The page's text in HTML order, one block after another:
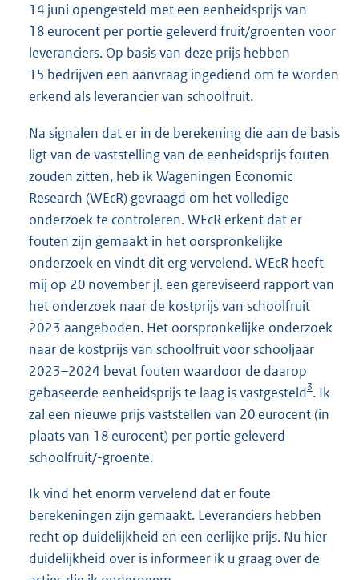
14 juni opengesteld met een eenheidsprijs van
18 eurocent per portie geleverd fruit/groenten voor
leveranciers. Op basis van deze prijs hebben
15 bedrijven een aanvraag ingediend om te worden
erkend als leverancier van schoolfruit.
Na signalen dat er in de berekening die aan de basis
ligt van de vaststelling van de eenheidsprijs fouten
zouden zitten, heb ik Wageningen Economic
Research (WEcR) gevraagd om het volledige
onderzoek te controleren. WEcR erkent dat er
fouten zijn gemaakt in het oorspronkelijke
onderzoek en vindt dit erg vervelend. WEcR heeft
mij op 20 november jl. een gereviseerd rapport van
het onderzoek naar de kostprijs van schoolfruit
2023 aangeboden. Het oorspronkelijke onderzoek
naar de kostprijs van schoolfruit voor schooljaar
2023–2024 bevat fouten waardoor de daarop
gebaseerde eenheidsprijs te laag is vastgesteld3. Ik
zal een nieuwe prijs vaststellen van 20 eurocent (in
plaats van 18 eurocent) per portie geleverd
schoolfruit/-groente.
Ik vind het enorm vervelend dat er foute
berekeningen zijn gemaakt. Leveranciers hebben
recht op duidelijkheid en een eerlijke prijs. Nu hier
duidelijkheid over is informeer ik u graag over de